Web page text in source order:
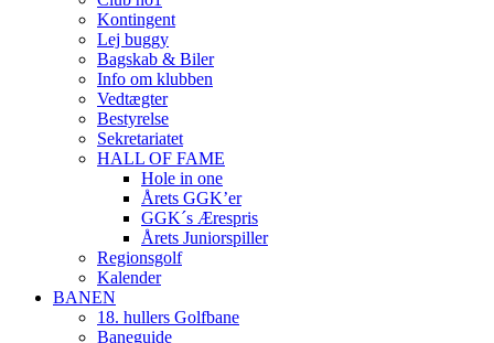
Kontingent
Lej buggy
Bagskab & Biler
Info om klubben
Vedtægter
Bestyrelse
Sekretariatet
HALL OF FAME
Hole in one
Årets GGK’er
GGK´s Ærespris
Årets Juniorspiller
Regionsgolf
Kalender
BANEN
18. hullers Golfbane
Baneguide